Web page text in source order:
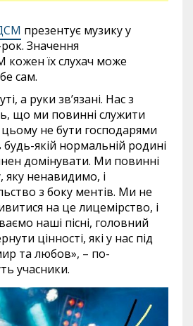
презентує музику у
Значення
кожен їх слухач може
сам.
а руки зв’язані. Нас з
що ми повинні служити
не бути господарями
будь-якій нормальній родині
домінувати. Ми повинні
яку ненавидимо, і
з боку ментів. Ми не
на це лицемірство, і
наші пісні, головний
цінності, які у нас під
та любов», – по-
учасники.